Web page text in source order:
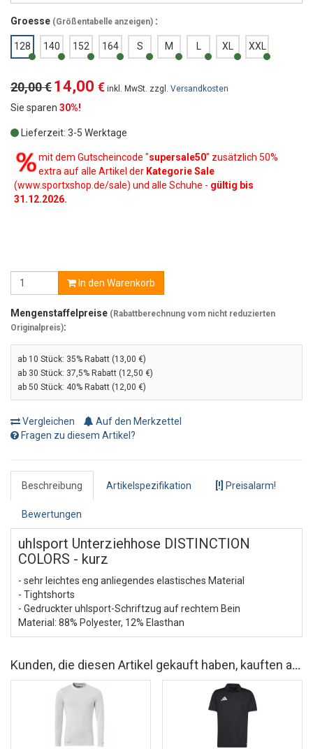
Groesse (Größentabelle anzeigen) :
128 140 152 164 S M XL XXL
20,00 €14,00 € inkl. MwSt. zzgl. Versandkosten
Sie sparen 30%!
Lieferzeit: 3-5 Werktage
mit dem Gutscheincode "supersale50" zusätzlich 50%
extra auf alle Artikel der Kategorie Sale
(www.sportxshop.de/sale) und alle Schuhe - gültig bis
31.12.2026.
In den Warenkorb
Mengenstaffelpreise (Rabattberechnung vom nicht reduzierten
Originalpreis):
ab 10 Stück: 35% Rabatt (13,00 €)
ab 30 Stück: 37,5% Rabatt (12,50 €)
ab 50 Stück: 40% Rabatt (12,00 €)
Vergleichen
Auf den Merkzettel
Fragen zu diesem Artikel?
Beschreibung Artikelspezifikation [!] Preisalarm!
Bewertungen
uhlsport Unterziehhose DISTINCTION
COLORS - kurz
- sehr leichtes eng anliegendes elastisches Material
- Tightshorts
- Gedruckter uhlsport-Schriftzug auf rechtem Bein
Material: 88% Polyester, 12% Elasthan
Kunden, die diesen Artikel gekauft haben, kauften auch